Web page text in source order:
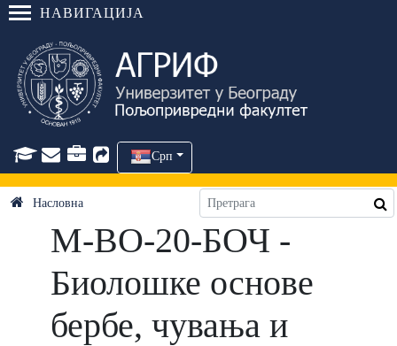
НАВИГАЦИЈА
Срп
Насловна
М-ВО-20-БОЧ -
Биолошке основе
бербе, чувања и